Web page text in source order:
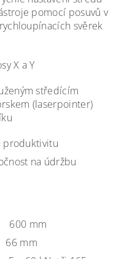
pomocí posuvů v
svěrek
X a Y
středícím
(laserpointer)
produktivitu
na údržbu
mm